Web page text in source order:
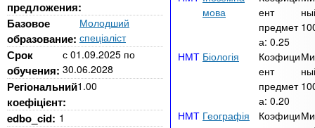
f
o
предложения:
Базовое
образование:
Молодший
спеціаліст
Срок
обучения:
с 01.09.2025 по
30.06.2028
Регіональний
коефіцієнт:
1.00
edbo_cid: 1
мова
ент
предмет
а: 0.25
Біологія
Коэфици
ент
предмет
а: 0.20
Географія
Коэфици